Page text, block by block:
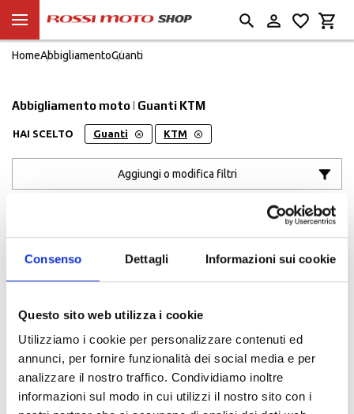
Consenso Dettagli Informazioni sui cookie
Questo sito web utilizza i cookie
Utilizziamo i cookie per personalizzare contenuti ed
annunci, per fornire funzionalità dei social media e per
analizzare il nostro traffico. Condividiamo inoltre
informazioni sul modo in cui utilizzi il nostro sito con i
HomeAbbigliamentoGuanti
Abbigliamento moto | Guanti KTM
HAI SCELTO Guanti KTM
Aggiungi o modifica filtri
-36%
S M L 2XL
KTM